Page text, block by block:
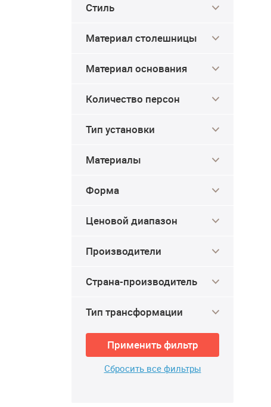
Стиль
Материал столешницы
Материал основания
Количество персон
Тип установки
Материалы
Форма
Ценовой диапазон
Производители
Страна-производитель
Тип трансформации
Применить фильтр
Сбросить все фильтры